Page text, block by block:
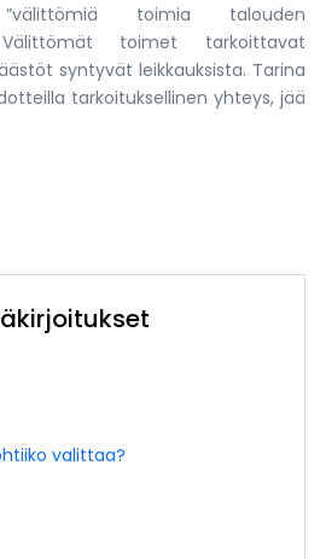
toimia talouden
Välittömät toimet tarkoittavat
syntyvät leikkauksista. Tarina
tarkoituksellinen yhteys, jää
valittaa?